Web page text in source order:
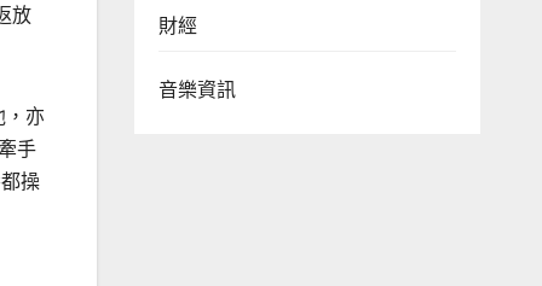
放
，亦
手
操
財經
音樂資訊